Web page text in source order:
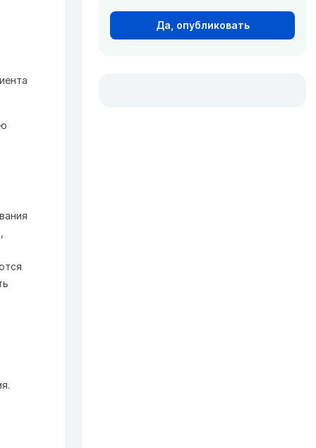
Да, опубликовать